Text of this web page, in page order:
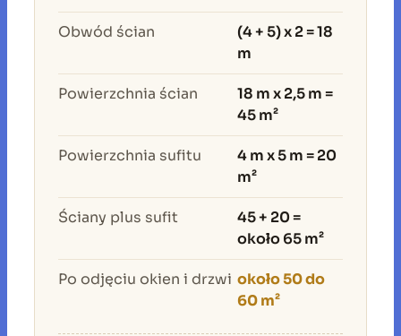
Obwód ścian
(4 + 5) x 2 = 18
m
Powierzchnia ścian
18 m x 2,5 m =
45 m²
Powierzchnia sufitu
4 m x 5 m = 20
m²
Ściany plus sufit
45 + 20 =
około 65 m²
Po odjęciu okien i drzwi około 50 do
60 m²